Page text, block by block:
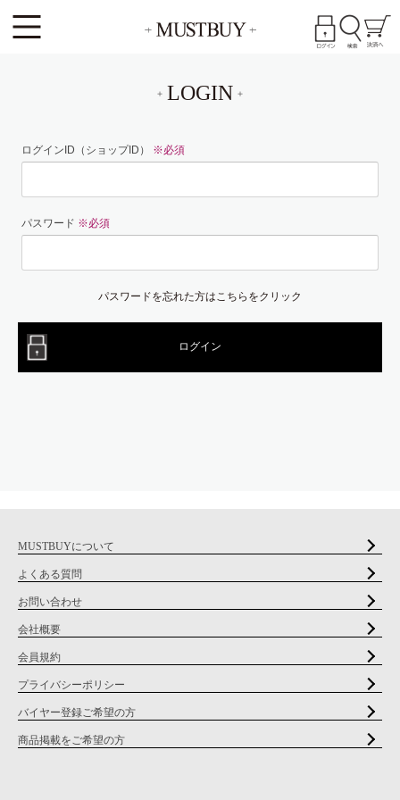
LOGIN
ログインID（ショップID） ※必須
パスワード ※必須
パスワードを忘れた方はこちらをクリック
MUSTBUYについて
よくある質問
お問い合わせ
会社概要
会員規約
プライバシーポリシー
バイヤー登録ご希望の方
商品掲載をご希望の方